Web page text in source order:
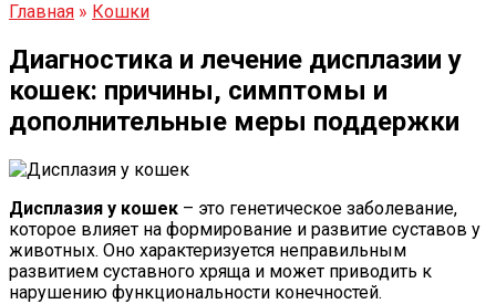
Главная » Кошки
Диагностика и лечение дисплазии у
кошек: причины, симптомы и
дополнительные меры поддержки
Дисплазия у кошек – это генетическое заболевание,
которое влияет на формирование и развитие суставов у
животных. Оно характеризуется неправильным
развитием суставного хряща и может приводить к
нарушению функциональности конечностей.